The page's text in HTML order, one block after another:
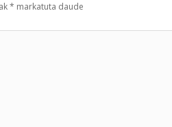
* markatuta daude